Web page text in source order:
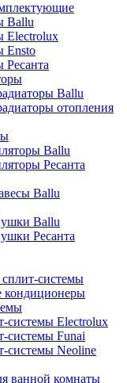
Ballu
Electrolux
Ensto
Ресанта
Ballu
отопления
Ballu
Ресанта
Ballu
Ballu
Ресанта
системы
системы Electrolux
системы Funai
системы Neoline
ванной комнаты